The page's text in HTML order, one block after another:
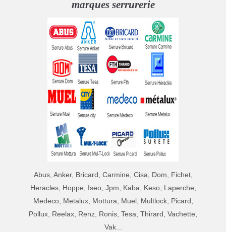
marques serrurerie
Abus, Anker, Bricard, Carmine, Cisa, Dom, Fichet,
Heracles, Hoppe, Iseo, Jpm, Kaba, Keso, Laperche,
Medeco, Metalux, Mottura, Muel, Multlock, Picard,
Pollux, Reelax, Renz, Ronis, Tesa, Thirard, Vachette,
Vak...